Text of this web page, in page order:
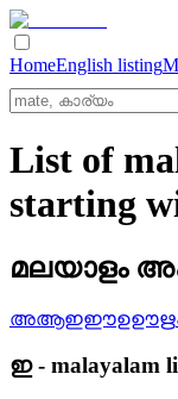
HomeEnglish listing
List of
starting
മലയാളം
അആഇഈഉഊഋ
ഇ- malayalam